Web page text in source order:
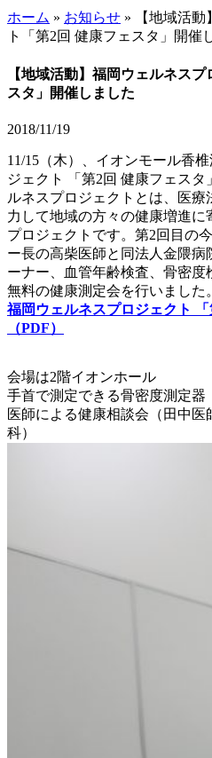
ホーム » お知らせ »
【地域活
ト「第2回 健康フェスタ」開催
【地域活動】福岡ウェルネス
スタ」開催しました
2018/11/19
11/15（木）、イオンモール香
ジェクト 「第2回 健康フェス
ルネスプロジェクトとは、医
力して地域の方々の健康増進
プロジェクトです。第2回目の
ー長の高柴医師と同法人金隈病
ーナー、血管年齢検査、骨密
無料の健康測定会を行いました。
福岡ウェルネスプロジェクト 「
（PDF）
会場は2階イオンホール
手首で測定できる骨密度測定器
医師による健康相談会（田中
科）